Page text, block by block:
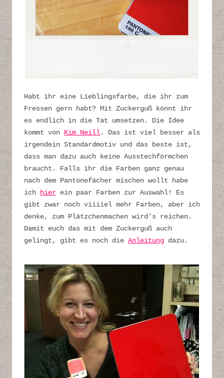
Habt ihr eine Lieblingsfarbe, die ihr zum
Fressen gern habt? Mit Zuckerguß könnt ihr
es endlich in die Tat umsetzen. Die Idee
kommt von Kim Neill. Das ist viel besser als
irgendein Standardmotiv und das beste ist,
dass man dazu auch keine Ausstechförmchen
braucht. Falls ihr die Farben ganz genau
nach dem Pantonefächer mischen wollt habe
ich
hier ein paar Farben zur Auswahl! Es
gibt zwar noch viiiiel mehr Farben, aber ich
denke, zum Plätzchenmachen wird’s reichen.
Damit euch das mit dem Zuckerguß auch
gelingt, gibt es noch die Anleitung dazu.